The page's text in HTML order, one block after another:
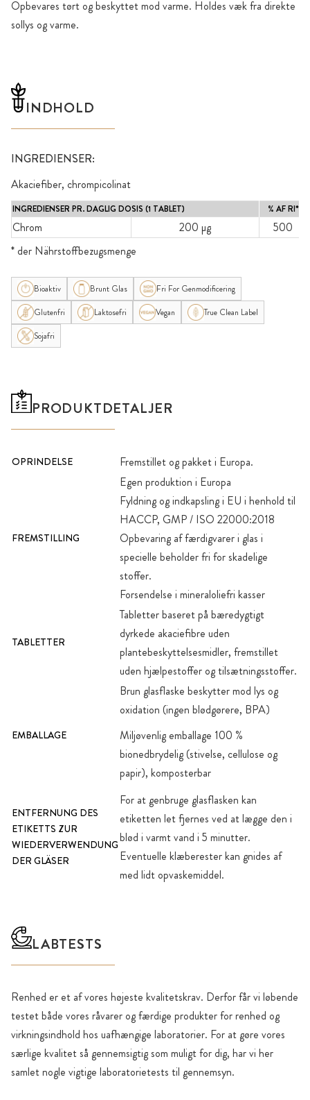
Opbevares tørt og beskyttet mod varme. Holdes væk fra direkte
sollys og varme.
INDHOLD
INGREDIENSER:
Akaciefiber, chrompicolinat
INGREDIENSER PR. DAGLIG DOSIS (1 TABLET) % AF RI*
Chrom 200 µg
500
* der Nährstoffbezugsmenge
Bioaktiv Brunt Glas
Fri For Genmodificering
Glutenfri
Laktosefri Vegan
True Clean Label
Sojafri
PRODUKTDETALJER
OPRINDELSE Fremstillet og pakket i Europa.
FREMSTILLING
Egen produktion i Europa
Fyldning og indkapsling i EU i henhold til
HACCP, GMP / ISO 22000:2018
Opbevaring af færdigvarer i glas i
specielle beholder fri for skadelige
stoffer.
Forsendelse i mineraloliefri kasser
TABLETTER
Tabletter baseret på bæredygtigt
dyrkede akaciefibre uden
plantebeskyttelsesmidler, fremstillet
uden hjælpestoffer og tilsætningsstoffer.
EMBALLAGE
Brun glasflaske beskytter mod lys og
oxidation (ingen blødgørere, BPA)
Miljøvenlig emballage 100 %
bionedbrydelig (stivelse, cellulose og
papir), komposterbar
ENTFERNUNG DES
ETIKETTS ZUR
WIEDERVERWENDUNG
DER GLÄSER
For at genbruge glasflasken kan
etiketten let fjernes ved at lægge den i
blød i varmt vand i 5 minutter.
Eventuelle klæberester kan gnides af
med lidt opvaskemiddel.
LABTESTS
Renhed er et af vores højeste kvalitetskrav. Derfor får vi løbende
testet både vores råvarer og færdige produkter for renhed og
virkningsindhold hos uafhængige laboratorier. For at gøre vores
særlige kvalitet så gennemsigtig som muligt for dig, har vi her
samlet nogle vigtige laboratorietests til gennemsyn.